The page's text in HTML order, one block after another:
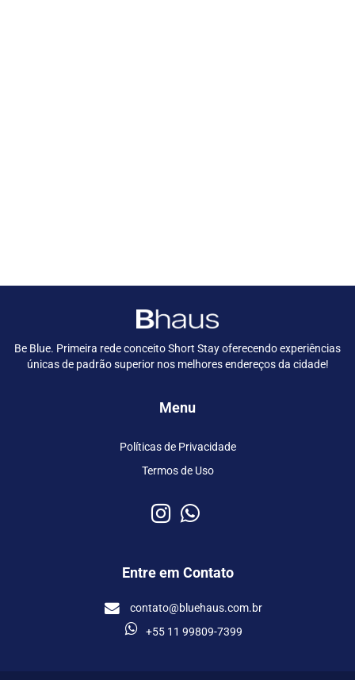
Be Blue. Primeira rede conceito Short Stay oferecendo experiências
únicas de padrão superior nos melhores endereços da cidade!
Menu
Políticas de Privacidade
Termos de Uso
Entre em Contato
contato@bluehaus.com.br
+55 11 99809-7399